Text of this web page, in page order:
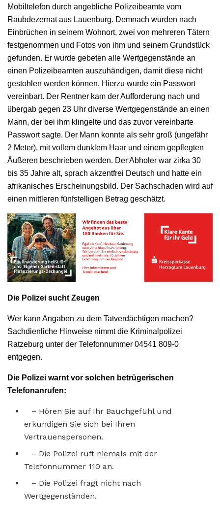
Mobiltelefon durch angebliche Polizeibeamte vom
Raubdezernat aus Lauenburg. Demnach wurden nach
Einbrüchen in seinem Wohnort, zwei von mehreren Tätern
festgenommen und Fotos von ihm und seinem Grundstück
gefunden. Er wurde gebeten alle Wertgegenstände an
einen Polizeibeamten auszuhändigen, damit diese nicht
gestohlen werden können. Hierzu wurde ein Passwort
vereinbart. Der Rentner kam der Aufforderung nach und
übergab gegen 23 Uhr diverse Wertgegenstände an einen
Mann, der bei ihm klingelte und das zuvor vereinbarte
Passwort sagte. Der Mann konnte als sehr groß (ungefähr
2 Meter), mit vollem dunklem Haar und einem gepflegten
Äußeren beschrieben werden. Der Abholer war zirka 30
bis 35 Jahre alt, sprach akzentfrei Deutsch und hatte ein
afrikanisches Erscheinungsbild. Der Sachschaden wird auf
einen mittleren fünfstelligen Betrag geschätzt.
Die Polizei sucht Zeugen
Wer kann Angaben zu dem Tatverdächtigen machen?
Sachdienliche Hinweise nimmt die Kriminalpolizei
Ratzeburg unter der Telefonnummer 04541 809-0
entgegen.
Die Polizei warnt vor solchen betrügerischen
Telefonanrufen:
– Hören Sie auf Ihr Bauchgefühl und
erkundigen Sie sich bei Ihren
Vertrauenspersonen.
– Die Polizei ruft niemals mit der
Telefonnummer 110 an.
– Die Polizei fragt nicht nach
Wertgegenständen.